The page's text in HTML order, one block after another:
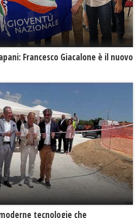
Francesco Giacalone è il nuovo
tecnologie che